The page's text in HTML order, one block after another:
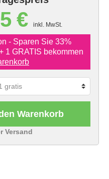
€ inkl. MwSt.
- Sparen Sie 33%
1 GRATIS bekommen
Warenkorb
Versand